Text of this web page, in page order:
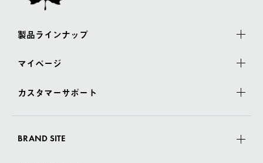
製品ラインナップ
マイページ
カスタマーサポート
BRAND SITE